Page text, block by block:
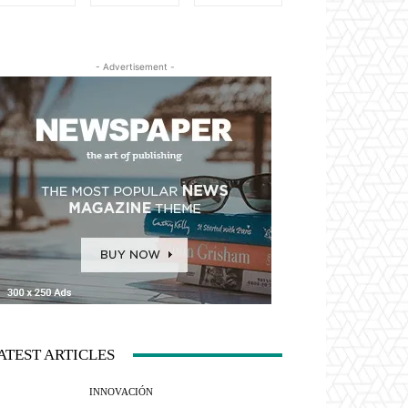
- Advertisement -
ARTICLES
INNOVACIÓN